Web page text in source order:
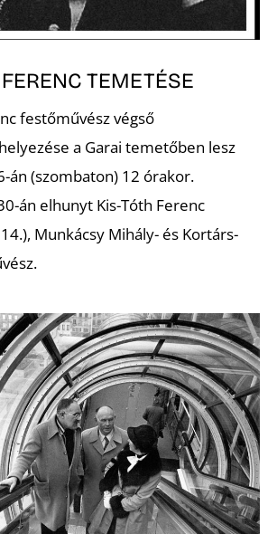
TEMETÉSE
festőművész végső
a Garai temetőben lesz
án (szombaton) 12 órakor.
án elhunyt Kis-Tóth Ferenc
Munkácsy Mihály- és Kortárs-